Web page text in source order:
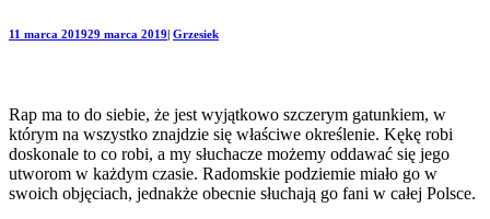
11 marca 201929 marca 2019| Grzesiek
Rap ma to do siebie, że jest wyjątkowo szczerym gatunkiem, w
którym na wszystko znajdzie się właściwe określenie. Kękę robi
doskonale to co robi, a my słuchacze możemy oddawać się jego
utworom w każdym czasie. Radomskie podziemie miało go w
swoich objęciach, jednakże obecnie słuchają go fani w całej Polsce.